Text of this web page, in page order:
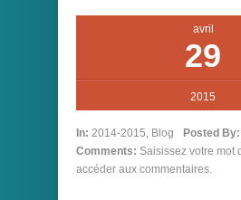
avril
29
2015
In: 2014-2015, Blog Posted By:
Comments: Saisissez votre mot
accéder aux commentaires.